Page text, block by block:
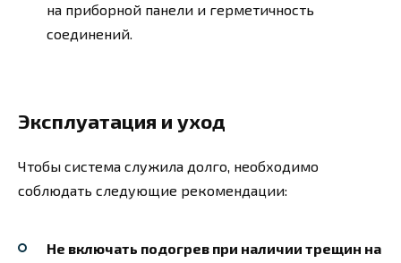
на приборной панели и герметичность
соединений.
Эксплуатация и уход
Чтобы система служила долго, необходимо
соблюдать следующие рекомендации:
Не включать подогрев при наличии трещин на